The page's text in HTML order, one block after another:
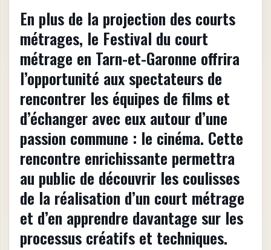
En plus de la projection des courts
métrages, le Festival du court
métrage en Tarn-et-Garonne offrira
l’opportunité aux spectateurs de
rencontrer les équipes de films et
d’échanger avec eux autour d’une
passion commune : le cinéma. Cette
rencontre enrichissante permettra
au public de découvrir les coulisses
de la réalisation d’un court métrage
et d’en apprendre davantage sur les
processus créatifs et techniques.